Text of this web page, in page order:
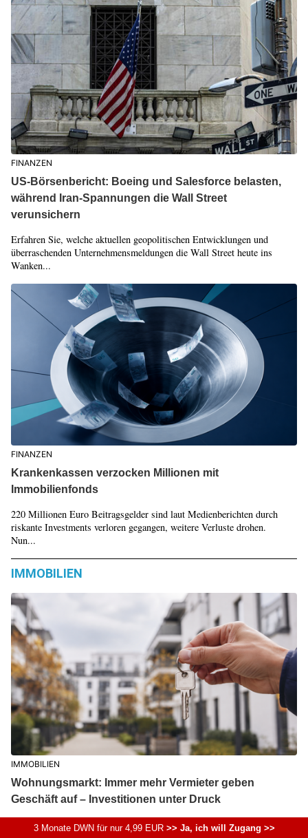
FINANZEN
US-Börsenbericht: Boeing und Salesforce belasten,
während Iran-Spannungen die Wall Street
verunsichern
Erfahren Sie, welche aktuellen geopolitischen Entwicklungen und
überraschenden Unternehmensmeldungen die Wall Street heute ins
Wanken...
FINANZEN
Krankenkassen verzocken Millionen mit
Immobilienfonds
220 Millionen Euro Beitragsgelder sind laut Medienberichten durch
riskante Investments verloren gegangen, weitere Verluste drohen.
Nun...
IMMOBILIEN
IMMOBILIEN
Wohnungsmarkt: Immer mehr Vermieter geben
Geschäft auf – Investitionen unter Druck
Wohnungsmangel, steigende Kosten und wachsende Unsicherheit
3 Monate DWN für nur 4,99 EUR>> Ja, ich will Zugang >>